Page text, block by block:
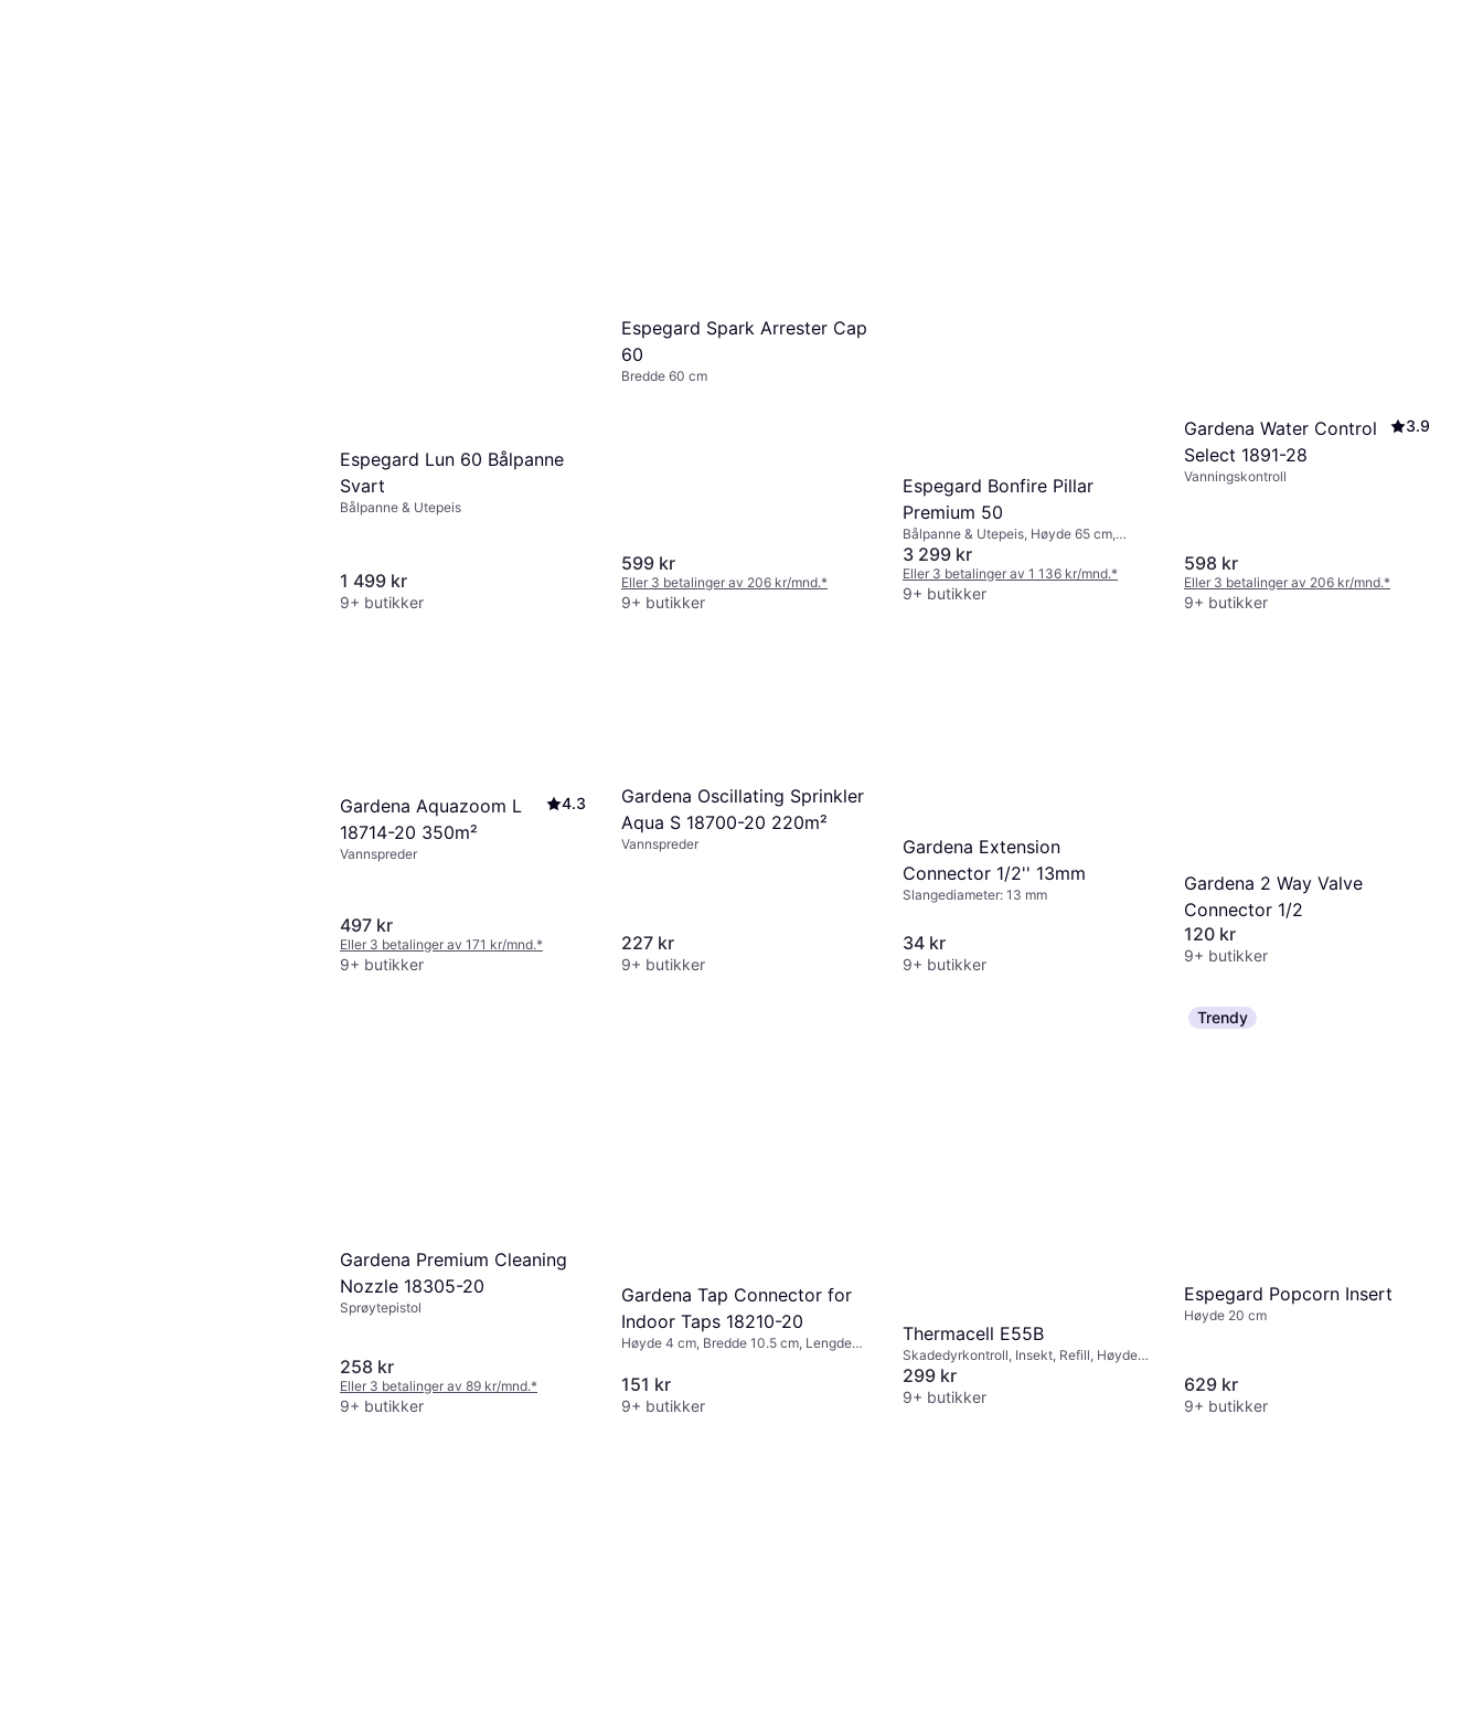
Espegard Lun 60 Bålpanne
Svart
Bålpanne & Utepeis
1 499 kr
9+ butikker
Espegard Spark Arrester Cap
60
Bredde 60 cm
599 kr
Eller 3 betalinger av 206 kr/mnd.*
9+ butikker
Espegard Bonfire Pillar
Premium 50
Bålpanne & Utepeis, Høyde 65 cm,
Bredde 47 cm
3 299 kr
Eller 3 betalinger av 1 136 kr/mnd.*
9+ butikker
Gardena Water Control
Select 1891-28
3.9
Vanningskontroll
598 kr
Eller 3 betalinger av 206 kr/mnd.*
9+ butikker
Gardena Aquazoom L
18714-20 350m²
4.3
Vannspreder
497 kr
Eller 3 betalinger av 171 kr/mnd.*
9+ butikker
Gardena Oscillating Sprinkler
Aqua S 18700-20 220m²
Vannspreder
227 kr
9+ butikker
Gardena Extension
Connector 1/2'' 13mm
Slangediameter: 13 mm
34 kr
9+ butikker
Gardena 2 Way Valve
Connector 1/2
120 kr
9+ butikker
Gardena Premium Cleaning
Nozzle 18305-20
Sprøytepistol
258 kr
Eller 3 betalinger av 89 kr/mnd.*
9+ butikker
Gardena Tap Connector for
Indoor Taps 18210-20
Høyde 4 cm, Bredde 10.5 cm, Lengde
151 kr
9+ butikker
Thermacell E55B
Skadedyrkontroll, Insekt, Refill, Høyde
10.8 cm, Bredde 9.5 cm, Lengde 9.5 cm
299 kr
9+ butikker
Trendy
Espegard Popcorn Insert
Høyde 20 cm
629 kr
9+ butikker